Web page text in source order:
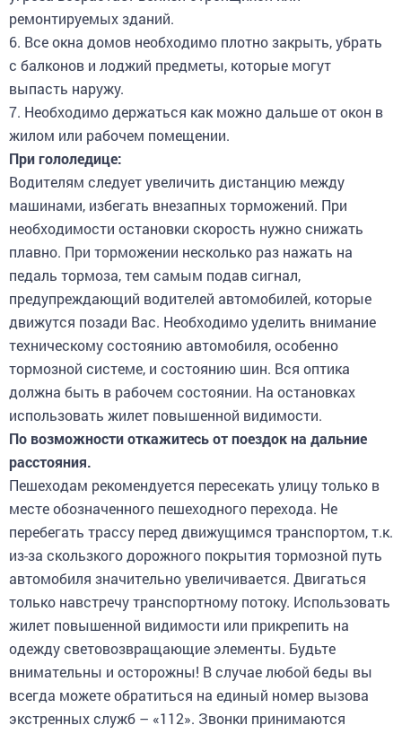
ремонтируемых зданий.
6. Все окна домов необходимо плотно закрыть, убрать
с балконов и лоджий предметы, которые могут
выпасть наружу.
7. Необходимо держаться как можно дальше от окон в
жилом или рабочем помещении.
При гололедице:
Водителям следует увеличить дистанцию между
машинами, избегать внезапных торможений. При
необходимости остановки скорость нужно снижать
плавно. При торможении несколько раз нажать на
педаль тормоза, тем самым подав сигнал,
предупреждающий водителей автомобилей, которые
движутся позади Вас. Необходимо уделить внимание
техническому состоянию автомобиля, особенно
тормозной системе, и состоянию шин. Вся оптика
должна быть в рабочем состоянии. На остановках
использовать жилет повышенной видимости.
По возможности откажитесь от поездок на дальние
расстояния.
Пешеходам рекомендуется пересекать улицу только в
месте обозначенного пешеходного перехода. Не
перебегать трассу перед движущимся транспортом, т.к.
из-за скользкого дорожного покрытия тормозной путь
автомобиля значительно увеличивается. Двигаться
только навстречу транспортному потоку. Использовать
жилет повышенной видимости или прикрепить на
одежду световозвращающие элементы. Будьте
внимательны и осторожны! В случае любой беды вы
всегда можете обратиться на единый номер вызова
экстренных служб – «112». Звонки принимаются